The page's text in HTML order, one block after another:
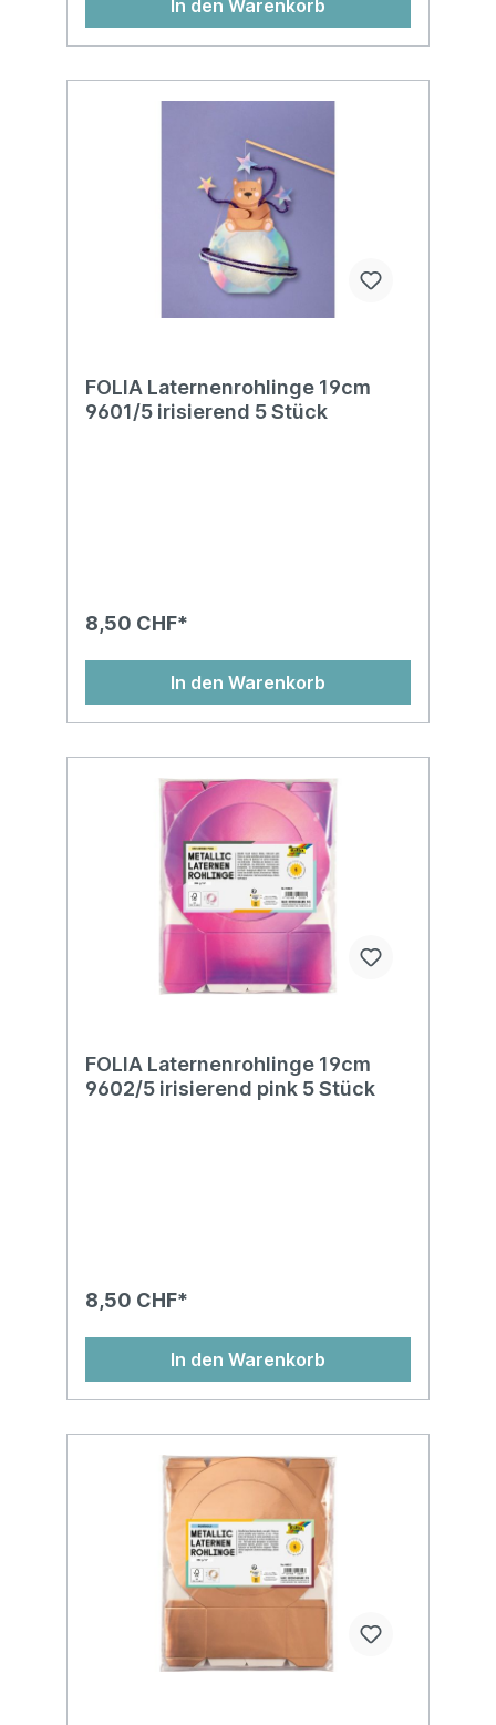
In den Warenkorb
FOLIA Laternenrohlinge 19cm
9601/5 irisierend 5 Stück
8,50 CHF*
In den Warenkorb
FOLIA Laternenrohlinge 19cm
9602/5 irisierend pink 5 Stück
8,50 CHF*
In den Warenkorb